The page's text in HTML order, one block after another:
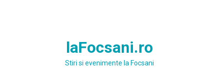
laFocsani.ro
Stiri si evenimente la Focsani